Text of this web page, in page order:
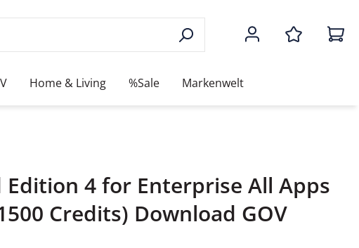
Home & Living %Sale Markenwelt
4 for Enterprise All Apps
Credits) Download GOV